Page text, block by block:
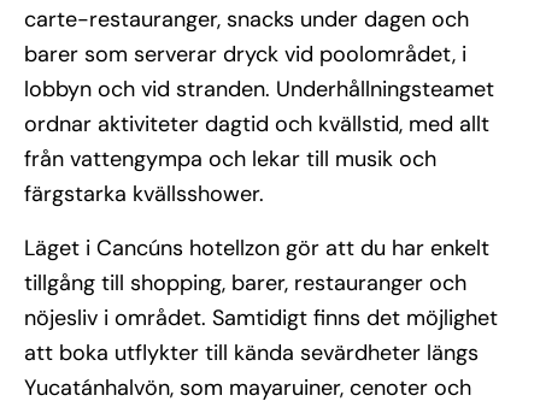
carte-restauranger, snacks under dagen och
barer som serverar dryck vid poolområdet, i
lobbyn och vid stranden. Underhållningsteamet
ordnar aktiviteter dagtid och kvällstid, med allt
från vattengympa och lekar till musik och
färgstarka kvällsshower.
Läget i Cancúns hotellzon gör att du har enkelt
tillgång till shopping, barer, restauranger och
nöjesliv i området. Samtidigt finns det möjlighet
att boka utflykter till kända sevärdheter längs
Yucatánhalvön, som mayaruiner, cenoter och